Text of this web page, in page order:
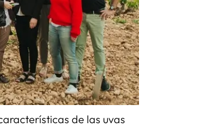
de las uvas